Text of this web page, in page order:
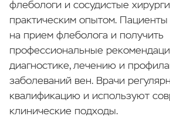
флебологи и сосудистые
практическим опытом. Пациенты
на прием флеболога и получить
профессиональные
диагностике, лечению и
заболеваний вен. Врачи
квалификацию и используют
клинические подходы.